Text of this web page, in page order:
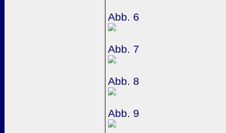
Abb. 6
Abb. 7
Abb. 8
Abb. 9